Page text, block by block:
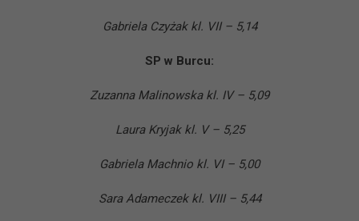
Gabriela Czyżak kl. VII – 5,14
SP w Burcu:
Zuzanna Malinowska kl. IV – 5,09
Laura Kryjak kl. V – 5,25
Gabriela Machnio kl. VI – 5,00
Sara Adameczek kl. VIII – 5,44